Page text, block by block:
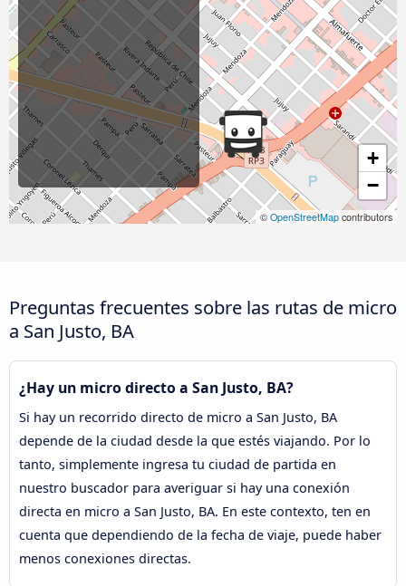
+
−
© OpenStreetMap contributors
Preguntas frecuentes sobre las rutas de micro
a San Justo, BA
¿Hay un micro directo a San Justo, BA?
Si hay un recorrido directo de micro a San Justo, BA
depende de la ciudad desde la que estés viajando. Por lo
tanto, simplemente ingresa tu ciudad de partida en
nuestro buscador para averiguar si hay una conexión
directa en micro a San Justo, BA. En este contexto, ten en
cuenta que dependiendo de la fecha de viaje, puede haber
menos conexiones directas.